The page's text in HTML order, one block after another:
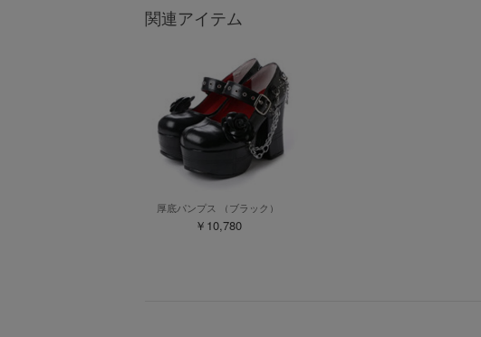
関連アイテム
厚底パンプス （ブラック）
￥10,780